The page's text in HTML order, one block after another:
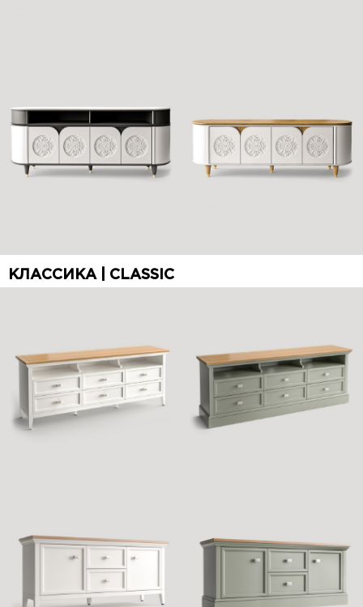
КЛАССИКА | CLASSIC